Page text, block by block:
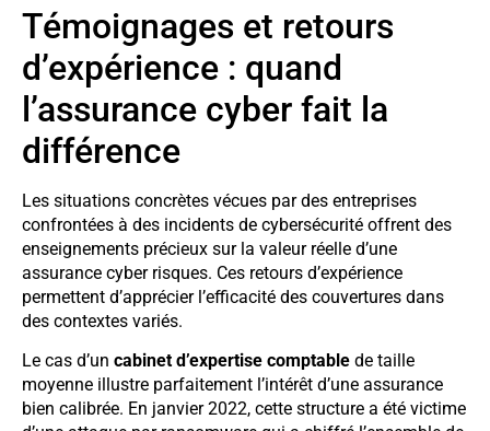
Témoignages et retours
d’expérience : quand
l’assurance cyber fait la
différence
Les situations concrètes vécues par des entreprises
confrontées à des incidents de cybersécurité offrent des
enseignements précieux sur la valeur réelle d’une
assurance cyber risques. Ces retours d’expérience
permettent d’apprécier l’efficacité des couvertures dans
des contextes variés.
Le cas d’un cabinet d’expertise comptable de taille
moyenne illustre parfaitement l’intérêt d’une assurance
bien calibrée. En janvier 2022, cette structure a été victime